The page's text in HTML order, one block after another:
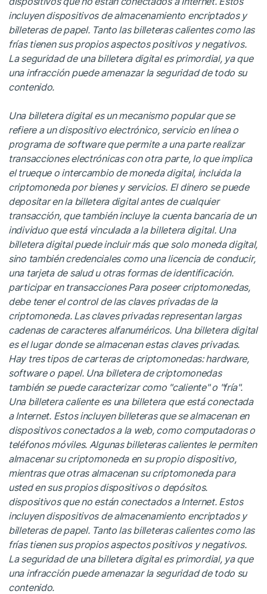
incluyen dispositivos de almacenamiento encriptados y
billeteras de papel. Tanto las billeteras calientes como las
frías tienen sus propios aspectos positivos y negativos.
La seguridad de una billetera digital es primordial, ya que
una infracción puede amenazar la seguridad de todo su
contenido.
Una billetera digital es un mecanismo popular que se
refiere a un dispositivo electrónico, servicio en línea o
programa de software que permite a una parte realizar
transacciones electrónicas con otra parte, lo que implica
el trueque o intercambio de moneda digital, incluida la
criptomoneda por bienes y servicios. El dinero se puede
depositar en la billetera digital antes de cualquier
transacción, que también incluye la cuenta bancaria de un
individuo que está vinculada a la billetera digital. Una
billetera digital puede incluir más que solo moneda digital,
sino también credenciales como una licencia de conducir,
una tarjeta de salud u otras formas de identificación.
participar en transacciones Para poseer criptomonedas,
debe tener el control de las claves privadas de la
criptomoneda. Las claves privadas representan largas
cadenas de caracteres alfanuméricos. Una billetera digital
es el lugar donde se almacenan estas claves privadas.
Hay tres tipos de carteras de criptomonedas: hardware,
software o papel. Una billetera de criptomonedas
también se puede caracterizar como "caliente" o "fría".
Una billetera caliente es una billetera que está conectada
a Internet. Estos incluyen billeteras que se almacenan en
dispositivos conectados a la web, como computadoras o
teléfonos móviles. Algunas billeteras calientes le permiten
almacenar su criptomoneda en su propio dispositivo,
mientras que otras almacenan su criptomoneda para
usted en sus propios dispositivos o depósitos.
dispositivos que no están conectados a Internet. Estos
incluyen dispositivos de almacenamiento encriptados y
billeteras de papel. Tanto las billeteras calientes como las
frías tienen sus propios aspectos positivos y negativos.
La seguridad de una billetera digital es primordial, ya que
una infracción puede amenazar la seguridad de todo su
contenido.